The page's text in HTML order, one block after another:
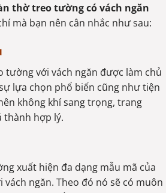
thờ treo tường có vách ngăn
mà bạn nên cân nhắc như sau:
tường với vách ngăn được làm chủ
lựa chọn phổ biến cũng như tiện
không khí sang trọng, trang
thành hợp lý.
xuất hiện đa dạng mẫu mã của
ngăn. Theo đó nó sẽ có muôn